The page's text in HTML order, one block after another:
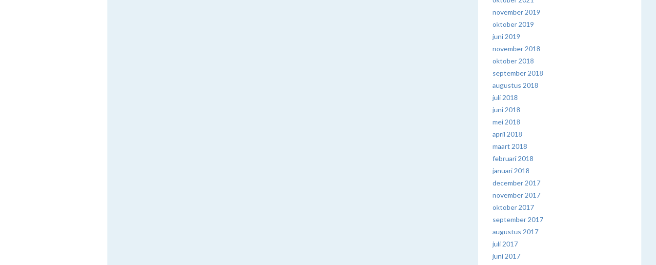
november 2019
oktober 2019
juni 2019
november 2018
oktober 2018
september 2018
augustus 2018
juli 2018
juni 2018
mei 2018
april 2018
maart 2018
februari 2018
januari 2018
december 2017
november 2017
oktober 2017
september 2017
augustus 2017
juli 2017
juni 2017